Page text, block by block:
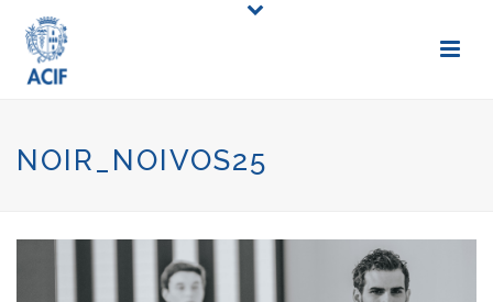
NOIR_NOIVOS25